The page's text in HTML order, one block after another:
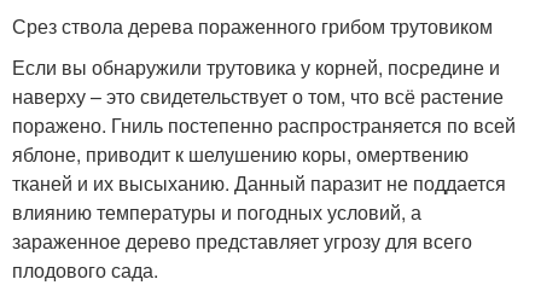
Срез ствола дерева пораженного грибом трутовиком
Если вы обнаружили трутовика у корней, посредине и
наверху – это свидетельствует о том, что всё растение
поражено. Гниль постепенно распространяется по всей
яблоне, приводит к шелушению коры, омертвению
тканей и их высыханию. Данный паразит не поддается
влиянию температуры и погодных условий, а
зараженное дерево представляет угрозу для всего
плодового сада.